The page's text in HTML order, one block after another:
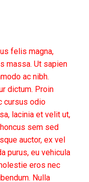
felis magna,
massa. Ut sapien
ac nibh.
dictum. Proin
cursus odio
lacinia et velit ut,
sem sed
auctor, ex vel
purus, eu vehicula
eros nec
Nulla